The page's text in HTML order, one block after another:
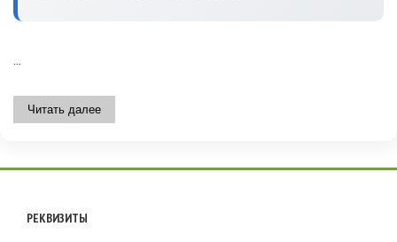
...
Читать далее
РЕКВИЗИТЫ